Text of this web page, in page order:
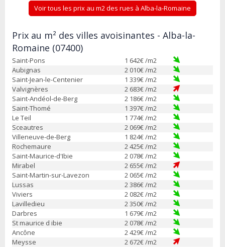
Voir tous les prix au m2 des rues à Alba-la-Romaine
Prix au m² des villes avoisinantes - Alba-la-
Romaine (07400)
Saint-Pons 1 642€ /m2
Aubignas
2 010€ /m2
Saint-Jean-le-Centenier
1 339€ /m2
Valvignères
2 683€ /m2
Saint-Andéol-de-Berg
2 186€ /m2
Saint-Thomé
1 397€ /m2
Le Teil
1 774€ /m2
Sceautres
2 069€ /m2
Villeneuve-de-Berg
1 824€ /m2
Rochemaure
2 425€ /m2
Saint-Maurice-d'Ibie
2 078€ /m2
Mirabel
2 655€ /m2
Saint-Martin-sur-Lavezon
2 065€ /m2
Lussas
2 386€ /m2
Viviers
2 082€ /m2
Lavilledieu
2 350€ /m2
Darbres
1 679€ /m2
St maurice d ibie
2 078€ /m2
Ancône
2 429€ /m2
Meysse
2 672€ /m2